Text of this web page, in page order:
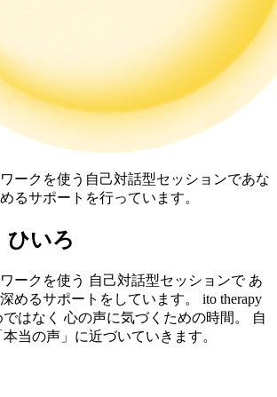
ークを使う自己対話型セッションであな
るサポートを行っています。
ひいろ
ークを使う 自己対話型セッションで あ
めるサポートをしています。 ito therapy
はなく 心の声に気づくための時間。 自
当の声」に近づいていきます。